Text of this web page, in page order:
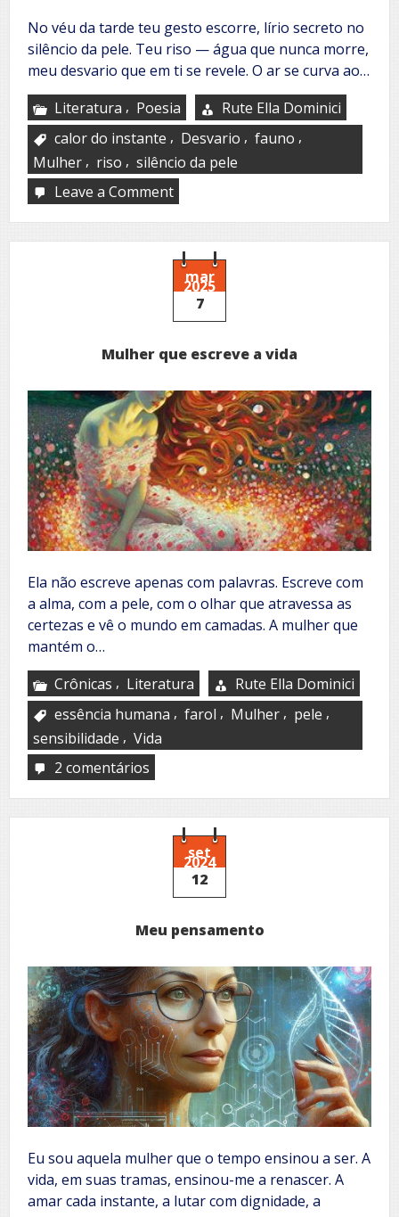
No véu da tarde teu gesto escorre, lírio secreto no
silêncio da pele. Teu riso — água que nunca morre,
meu desvario que em ti se revele. O ar se curva ao…
Literatura , Poesia
Rute Ella Dominici
calor do instante , Desvario , fauno ,
Mulher , riso , silêncio da pele
Leave a Commenton
e
mulher
mar
2025
7
Mulher que escreve a vida
Ela não escreve apenas com palavras. Escreve com
a alma, com a pele, com o olhar que atravessa as
certezas e vê o mundo em camadas. A mulher que
mantém o…
Crônicas , Literatura
Rute Ella Dominici
essência humana , farol , Mulher , pele ,
sensibilidade , Vida
2 comentários
que
escreve
set
2024
12
Meu pensamento
Eu sou aquela mulher que o tempo ensinou a ser. A
vida, em suas tramas, ensinou-me a renascer. A
amar cada instante, a lutar com dignidade, a